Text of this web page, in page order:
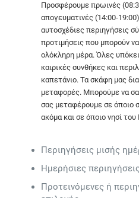
Προσφέρουμε πρωινές
απογευματινές (14:00-
αυτοσχέδιες περιηγήσεις
προτιμήσεις που μπορούν
ολόκληρη μέρα. Όλες
καιρικές συνθήκες και
καπετάνιο. Τα σκάφη μας
μεταφορές. Μπορούμε να
σας μεταφέρουμε σε όποιο
ακόμα και σε όποιο νησί του
Περιηγήσεις μισής
Ημερήσιες περιηγήσεις
Προτεινόμενες ή